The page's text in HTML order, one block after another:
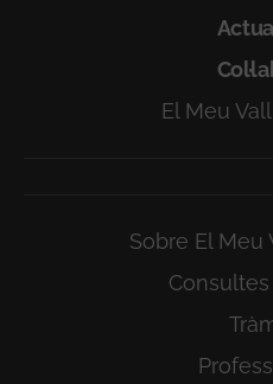
El Meu
Sobre El Meu